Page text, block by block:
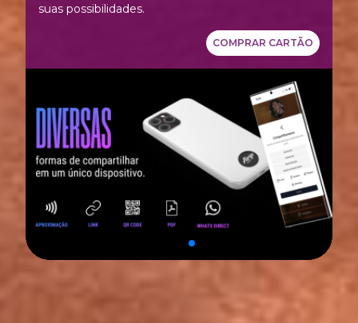
suas possibilidades.
COMPRAR CARTÃO